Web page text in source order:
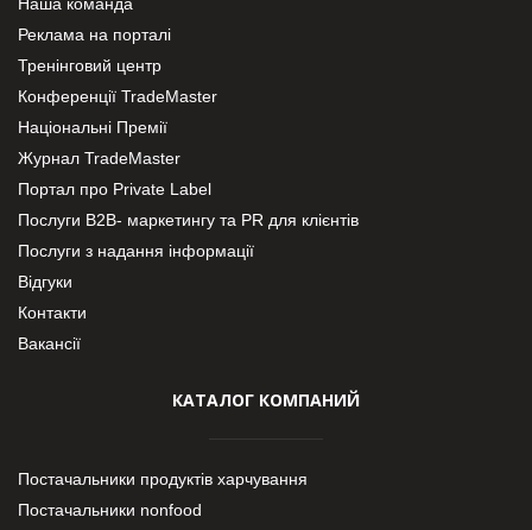
Реклама на порталі
Тренінговий центр
Конференції TradeMaster
Національні Премії
Журнал TradeMaster
Портал про Private Label
Послуги В2В- маркетингу та PR для клієнтів
Послуги з надання інформації
Відгуки
Контакти
Вакансії
КАТАЛОГ КОМПАНИЙ
Постачальники продуктів харчування
Постачальники nonfood